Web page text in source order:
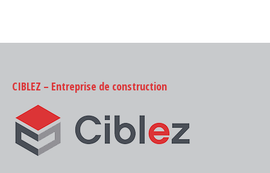
CIBLEZ – Entreprise de construction